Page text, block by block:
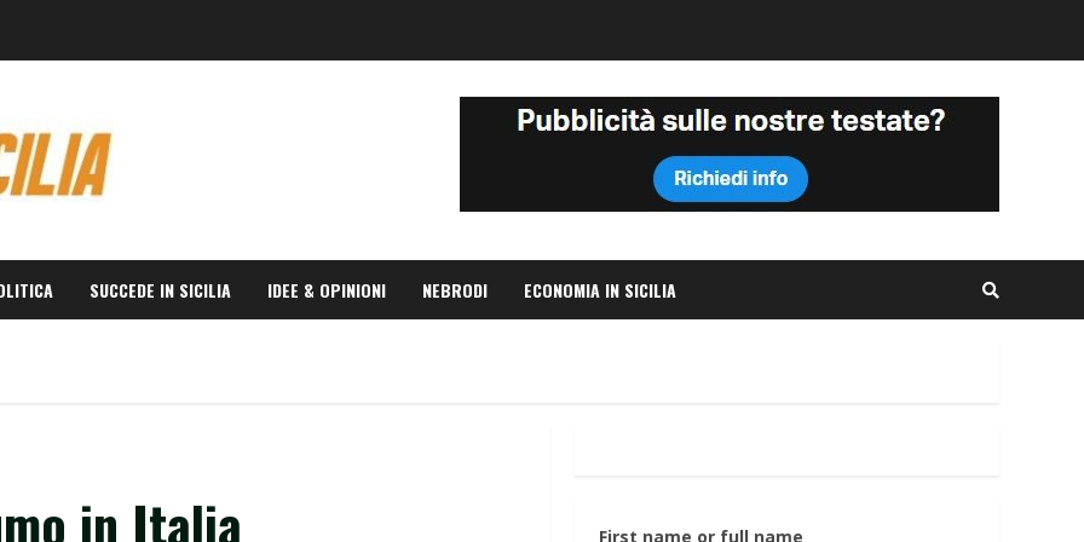
SUCCEDE IN SICILIA IDEE & OPINIONI NEBRODI ECONOMIA IN SICILIA
in Italia First name or full name